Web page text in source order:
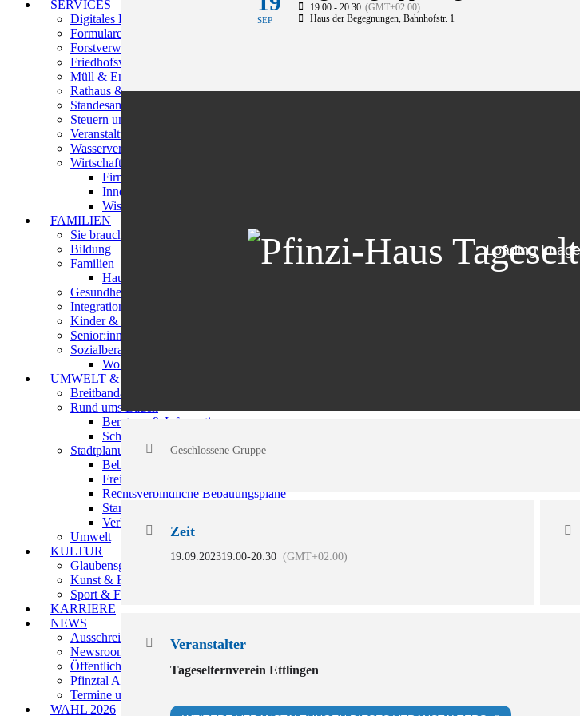
SERVICES
Digitales Rathaus
Formulare/Infoblätter/Satzungen
Forstverwaltung
Friedhofsverwaltung
Müll & Entsorgung
Rathaus & Services
Standesamt
Steuern und Beiträge
Veranstaltungsstätten
Wasserversorgung
Wirtschaftsförderung
Firmenbesuche
Innenstadtberater
Wissenswertes
FAMILIEN
Sie brauchen Hilfe?
Bildung
Familien
Haus der Begegnungen
Gesundheit
Integration
Kinder & Jugendliche
Senior:innen
Sozialberatung
Wohnen
UMWELT & BAUEN
Breitbandausbau
Rund ums Bauen
Beratung & Information
Schutzgebiete
Stadtplanung
Bebauungspläne im Verfahren
Freiraumentwicklung
Rechtsverbindliche Bebauungspläne
Starkregenrisikomanagement
Verkehrsplanung
Umwelt
KULTUR
Glaubensgemeinschaften
Kunst & Kultur
Sport & Freizeitanlagen
KARRIERE
NEWS
Ausschreibungen
Newsroom
Öffentliche Bekanntmachungen
Pfinztal Aktuell
Termine und Veranstaltungen
WAHL 2026
SEP
19:00 - 20:30 (GMT+02:00)
Haus der Begegnungen, Bahnhofstr. 1
Geschlossene Gruppe
Zeit
19.09.202319:00-20:30 (GMT+02:00)
Veranstalter
Tageselternverein Ettlingen